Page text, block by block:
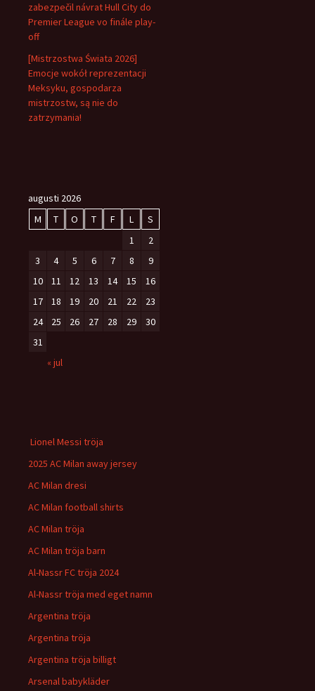
zabezpečil návrat Hull City do
Premier League vo finále play-
off
[Mistrzostwa Świata 2026]
Emocje wokół reprezentacji
Meksyku, gospodarza
mistrzostw, są nie do
zatrzymania!
augusti 2026
M
T O T F L
S
1
2
3
4 5 6 7 8
9
10
11 12 13 14 15
16
17
18 19 20 21 22
23
24
25 26 27 28 29
30
31
« jul
Lionel Messi tröja
2025 AC Milan away jersey
AC Milan dresi
AC Milan football shirts
AC Milan tröja
AC Milan tröja barn
Al-Nassr FC tröja 2024
Al-Nassr tröja med eget namn
Argentina tröja
Argentina tröja
Argentina tröja billigt
Arsenal babykläder